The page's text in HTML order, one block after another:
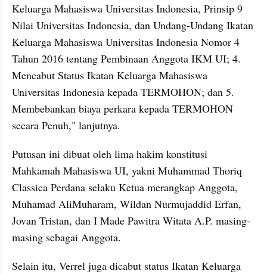
Keluarga Mahasiswa Universitas Indonesia, Prinsip 9
Nilai Universitas Indonesia, dan Undang-Undang Ikatan
Keluarga Mahasiswa Universitas Indonesia Nomor 4
Tahun 2016 tentang Pembinaan Anggota IKM UI; 4.
Mencabut Status Ikatan Keluarga Mahasiswa
Universitas Indonesia kepada TERMOHON; dan 5.
Membebankan biaya perkara kepada TERMOHON
secara Penuh," lanjutnya.
Putusan ini dibuat oleh lima hakim konstitusi
Mahkamah Mahasiswa UI, yakni Muhammad Thoriq
Classica Perdana selaku Ketua merangkap Anggota,
Muhamad AliMuharam, Wildan Nurmujaddid Erfan,
Jovan Tristan, dan I Made Pawitra Witata A.P. masing-
masing sebagai Anggota.
Selain itu, Verrel juga dicabut status Ikatan Keluarga